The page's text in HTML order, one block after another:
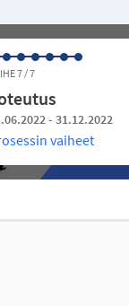
7 / 7
- 31.12.2022
vaiheet